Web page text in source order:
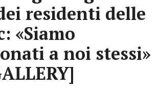
residenti delle
«Siamo
a noi stessi»